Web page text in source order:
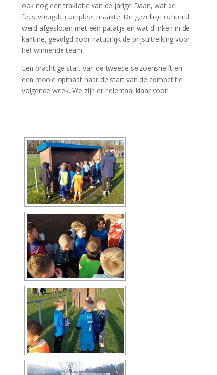
ook nog een traktatie van de jarige Daan, wat de
feestvreugde compleet maakte. De gezellige ochtend
werd afgesloten met een patatje en wat drinken in de
kantine, gevolgd door natuurlijk de prijsuitreiking voor
het winnende team.
Een prachtige start van de tweede seizoenshelft en
een mooie opmaat naar de start van de competitie
volgende week. We zijn er helemaal klaar voor!